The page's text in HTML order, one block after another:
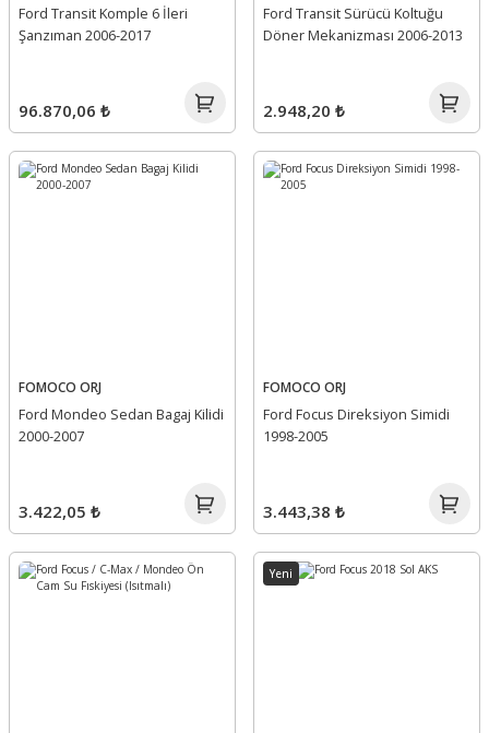
Ford Transit Komple 6 İleri
Şanzıman 2006-2017
96.870,06 ₺
Ford Transit Sürücü Koltuğu
Döner Mekanizması 2006-2013
2.948,20 ₺
FOMOCO ORJ
Ford Mondeo Sedan Bagaj Kilidi
2000-2007
3.422,05 ₺
FOMOCO ORJ
Ford Focus Direksiyon Simidi
1998-2005
3.443,38 ₺
Yeni